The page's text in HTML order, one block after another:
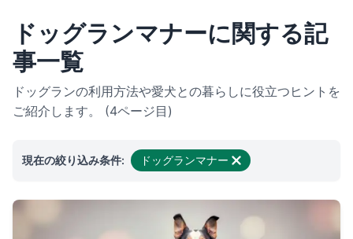
ドッグランマナーに関する記
事一覧
ドッグランの利用方法や愛犬との暮らしに役立つヒントを
ご紹介します。 (4ページ目)
現在の絞り込み条件: ドッグランマナー 絞り込みを解除